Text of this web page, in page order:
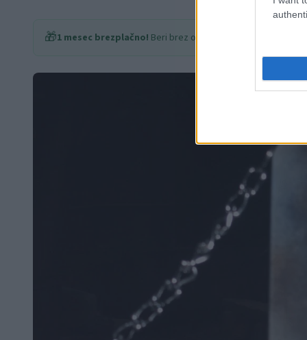
🎁1 mesec brezplačno! Beri brez oglasov